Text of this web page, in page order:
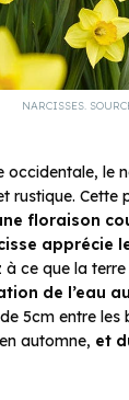
NARCISSES.
occidentale, le
rustique. Cette
floraison
apprécie
à ce que la
de l’eau
5cm entre les
automne, et